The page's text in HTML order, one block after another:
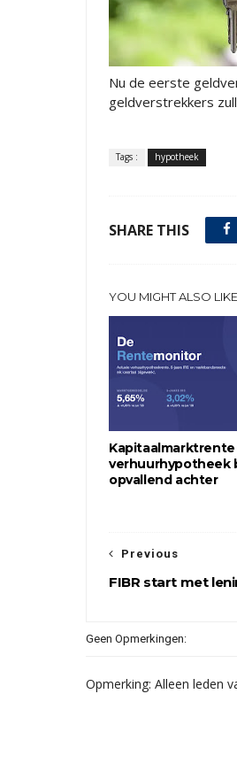
Nu de eerste
geldverstrekkers
Tags : hypotheek
SHARE THIS
YOU MIGHT ALSO LIKE
verhuurhypotheek
opvallend achter
Previous
FIBR start met
Geen Opmerkingen:
Opmerking: Alleen leden